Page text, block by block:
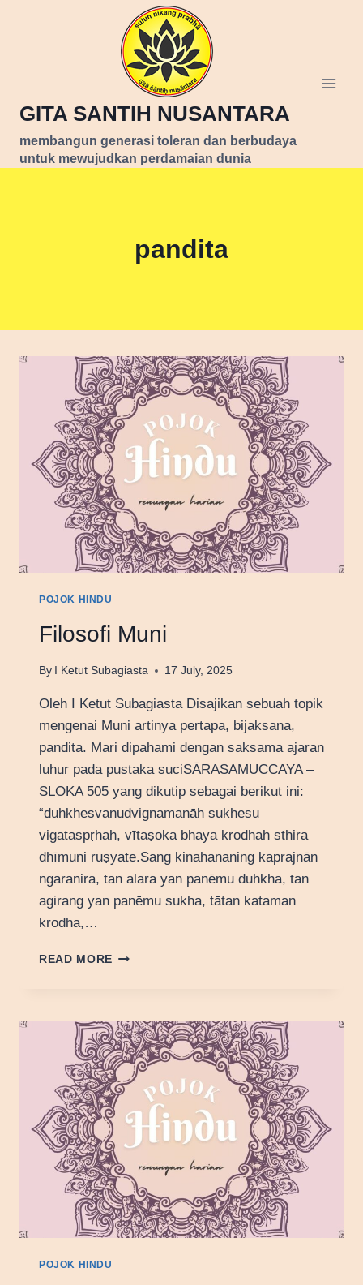
GITA SANTIH NUSANTARA
membangun generasi toleran dan berbudaya
untuk mewujudkan perdamaian dunia
pandita
POJOK HINDU
Filosofi Muni
By I Ketut Subagiasta 17 July, 2025
Oleh I Ketut Subagiasta Disajikan sebuah topik
mengenai Muni artinya pertapa, bijaksana,
pandita. Mari dipahami dengan saksama ajaran
luhur pada pustaka suciSĀRASAMUCCAYA –
SLOKA 505 yang dikutip sebagai berikut ini:
“duhkheṣvanudvignamanāh sukheṣu
vigataspṛhah, vītaṣoka bhaya krodhah sthira
dhīmuni ruṣyate.Sang kinahananing kaprajnān
ngaranira, tan alara yan panēmu duhkha, tan
agirang yan panēmu sukha, tātan kataman
krodha,…
READ MORE FILOSOFI
POJOK HINDU